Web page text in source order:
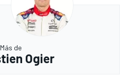
Más de
Ogier